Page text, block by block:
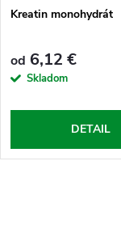
Kreatin monohydrát
od 6,12 €
Skladom
DETAIL